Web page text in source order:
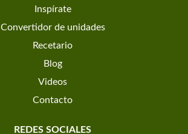
Inspírate
Convertidor de unidades
Recetario
Blog
Videos
Contacto
REDES SOCIALES